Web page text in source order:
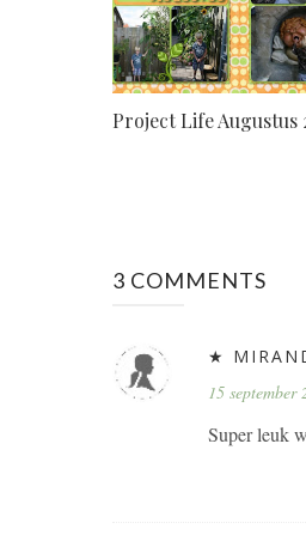
Project Life Augustus
3 COMMENTS
★
15 september
Super leuk